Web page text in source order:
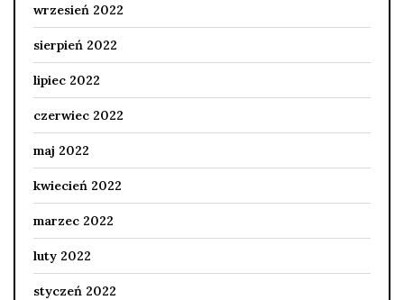
wrzesień 2022
sierpień 2022
lipiec 2022
czerwiec 2022
maj 2022
kwiecień 2022
marzec 2022
luty 2022
styczeń 2022